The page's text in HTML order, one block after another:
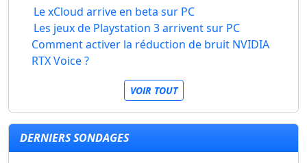
Le xCloud arrive en beta sur PC
Les jeux de Playstation 3 arrivent sur PC
Comment activer la réduction de bruit NVIDIA
RTX Voice ?
VOIR TOUT
DERNIERS SONDAGES